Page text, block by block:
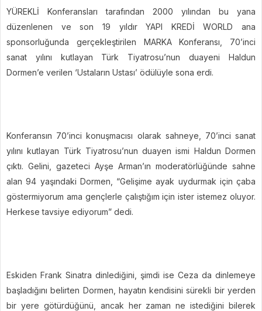
YÜREKLİ Konferansları tarafından 2000 yılından bu yana
düzenlenen ve son 19 yıldır YAPI KREDİ WORLD ana
sponsorluğunda gerçekleştirilen MARKA Konferansı, 70’inci
sanat yılını kutlayan Türk Tiyatrosu’nun duayeni Haldun
Dormen’e verilen ‘Ustaların Ustası’ ödülüyle sona erdi.
Konferansın 70’inci konuşmacısı olarak sahneye, 70’inci sanat
yılını kutlayan Türk Tiyatrosu’nun duayen ismi Haldun Dormen
çıktı. Gelini, gazeteci Ayşe Arman’ın moderatörlüğünde sahne
alan 94 yaşındaki Dormen, “Gelişime ayak uydurmak için çaba
göstermiyorum ama gençlerle çalıştığım için ister istemez oluyor.
Herkese tavsiye ediyorum” dedi.
Eskiden Frank Sinatra dinlediğini, şimdi ise Ceza da dinlemeye
başladığını belirten Dormen, hayatın kendisini sürekli bir yerden
bir yere götürdüğünü, ancak her zaman ne istediğini bilerek